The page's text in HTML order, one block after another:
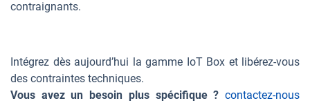
contraignants.
Intégrez dès aujourd’hui la gamme IoT Box et libérez-vous
des contraintes techniques.
Vous avez un besoin plus spécifique ? contactez-nous